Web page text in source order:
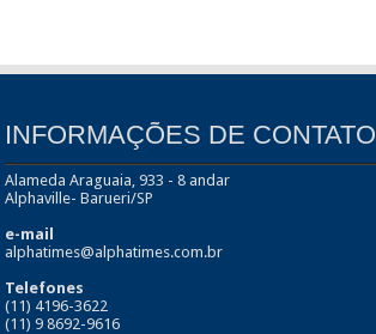
INFORMAÇÕES DE CONTATO
Alameda Araguaia, 933 - 8 andar
Alphaville- Barueri/SP
e-mail
alphatimes@alphatimes.com.br
Telefones
(11) 4196-3622
(11) 9 8692-9616